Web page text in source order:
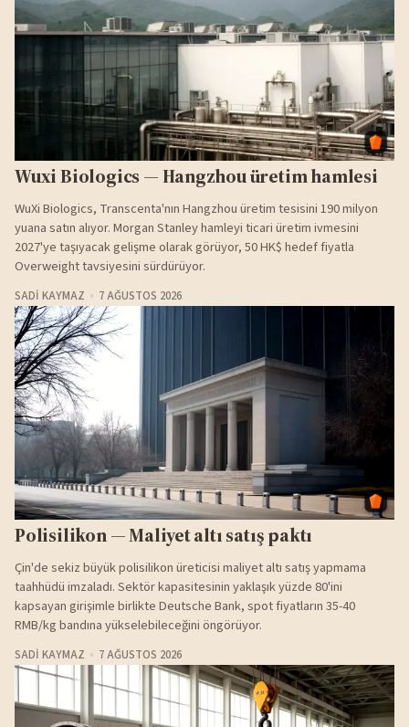
Wuxi Biologics — Hangzhou üretim hamlesi
WuXi Biologics, Transcenta'nın Hangzhou üretim tesisini 190 milyon
yuana satın alıyor. Morgan Stanley hamleyi ticari üretim ivmesini
2027'ye taşıyacak gelişme olarak görüyor, 50 HK$ hedef fiyatla
Overweight tavsiyesini sürdürüyor.
SADI KAYMAZ 7 AĞUSTOS 2026
Polisilikon — Maliyet altı satış paktı
Çin'de sekiz büyük polisilikon üreticisi maliyet altı satış yapmama
taahhüdü imzaladı. Sektör kapasitesinin yaklaşık yüzde 80'ini
kapsayan girişimle birlikte Deutsche Bank, spot fiyatların 35-40
RMB/kg bandına yükselebileceğini öngörüyor.
SADI KAYMAZ 7 AĞUSTOS 2026